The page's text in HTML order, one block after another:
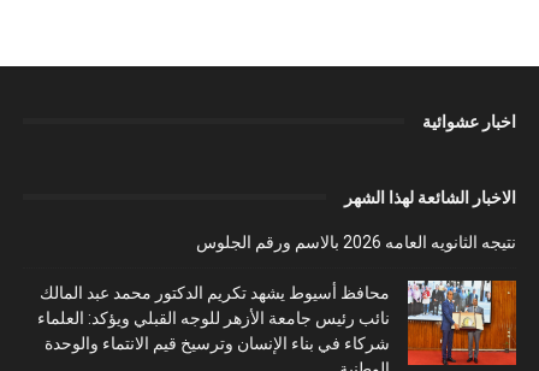
اخبار عشوائية
الاخبار الشائعة لهذا الشهر
نتيجه الثانويه العامه 2026 بالاسم ورقم الجلوس
محافظ أسيوط يشهد تكريم الدكتور محمد عبد المالك
نائب رئيس جامعة الأزهر للوجه القبلي ويؤكد: العلماء
شركاء في بناء الإنسان وترسيخ قيم الانتماء والوحدة